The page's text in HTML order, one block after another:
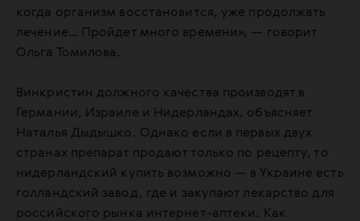
когда организм восстановится, уже продолжать
лечение… Пройдет много времени», — говорит
Ольга Томилова.
Винкристин должного качества производят в
Германии, Израиле и Нидерландах, объясняет
Наталья Дыдышко. Однако если в первых двух
странах препарат продают только по рецепту, то
нидерландский купить возможно — в Украине есть
голландский завод, где и закупают лекарство для
российского рынка интернет-аптеки. Как